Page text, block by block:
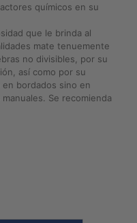
químicos en su
que le brinda al
mate tenuemente
no divisibles, por su
así como por su
en bordados sino en
Se recomienda